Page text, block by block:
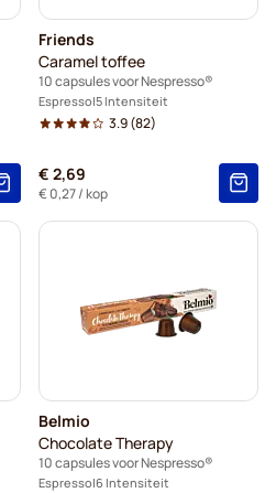
Friends
Caramel toffee
10 capsules voor Nespresso®
Espresso 5 Intensiteit
3.9(82)
€ 2,69
€ 0,27/ kop
Belmio
Chocolate Therapy
10 capsules voor Nespresso®
Espresso 6 Intensiteit